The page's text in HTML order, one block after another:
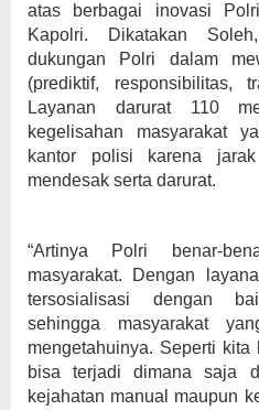
atas berbagai inovasi
Kapolri. Dikatakan
dukungan Polri dalam
(prediktif, responsibilitas,
Layanan darurat 110
kegelisahan masyarakat
kantor polisi karena
mendesak serta darurat.
“Artinya Polri benar-
masyarakat. Dengan
tersosialisasi dengan
sehingga masyarakat
mengetahuinya. Seperti
bisa terjadi dimana saja
kejahatan manual maupun